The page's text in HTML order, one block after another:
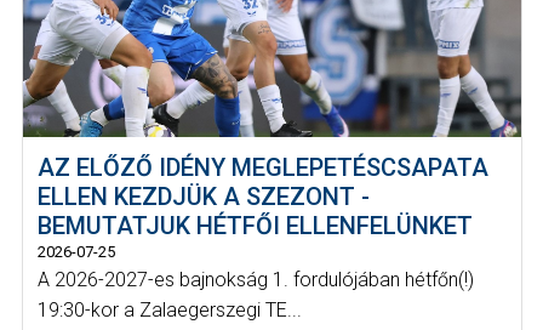
AZ ELŐZŐ IDÉNY MEGLEPETÉSCSAPATA
ELLEN KEZDJÜK A SZEZONT -
BEMUTATJUK HÉTFŐI ELLENFELÜNKET
2026-07-25
A 2026-2027-es bajnokság 1. fordulójában hétfőn(!)
19:30-kor a Zalaegerszegi TE...